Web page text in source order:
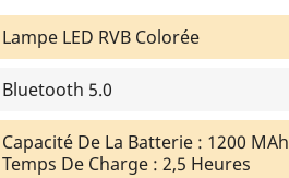
Lampe LED RVB Colorée
Bluetooth 5.0
Capacité De La Batterie : 1200 MAh
Temps De Charge : 2,5 Heures